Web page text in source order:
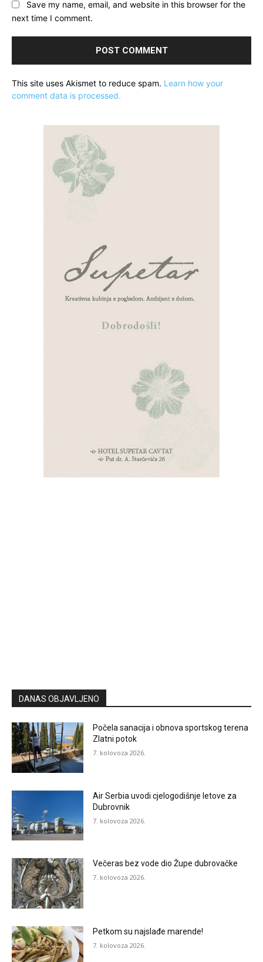
Save my name, email, and website in this browser for the
next time I comment.
This site uses Akismet to reduce spam. Learn how your
comment data is processed.
DANAS OBJAVLJENO
Počela sanacija i obnova sportskog terena
Zlatni potok
7. kolovoza 2026.
Air Serbia uvodi cjelogodišnje letove za
Dubrovnik
7. kolovoza 2026.
Večeras bez vode dio Župe dubrovačke
7. kolovoza 2026.
Petkom su najslađe marende!
7. kolovoza 2026.